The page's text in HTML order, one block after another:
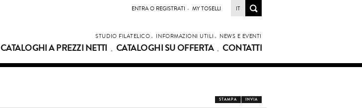
IT
ENTRA O REGISTRATI MY TOSELLI
NEWS E EVENTI
INFORMAZIONI UTILI
STUDIO FILATELICO
CATALOGHI A PREZZI NETTI CATALOGHI SU OFFERTA CONTATTI
INVIA
STAMPA